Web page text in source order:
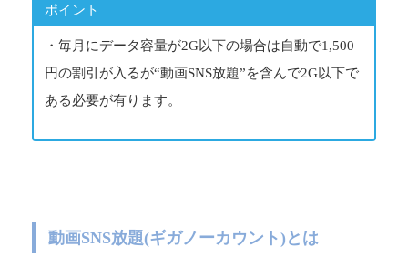
ポイント
・毎月にデータ容量が2G以下の場合は自動で1,500
円の割引が入るが“動画SNS放題”を含んで2G以下で
ある必要が有ります。
動画SNS放題(ギガノーカウント)とは